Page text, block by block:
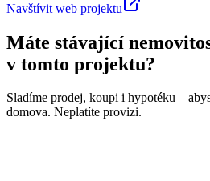
Navštívit web projektu
Máte stávající
v tomto projektu?
Sladíme prodej, koupi i hypotéku –
domova. Neplatíte provizi.